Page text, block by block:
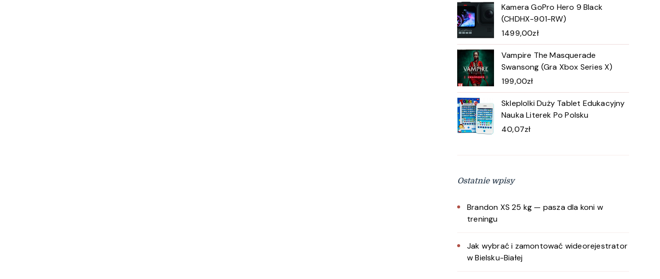
Kamera GoPro Hero 9 Black
(CHDHX-901-RW)
1499,00zł
Vampire The Masquerade
Swansong (Gra Xbox Series X)
199,00zł
Skleplolki Duży Tablet Edukacyjny
Nauka Literek Po Polsku
40,07zł
Ostatnie wpisy
Brandon XS 25 kg — pasza dla koni w
treningu
Jak wybrać i zamontować wideorejestrator
w Bielsku-Białej